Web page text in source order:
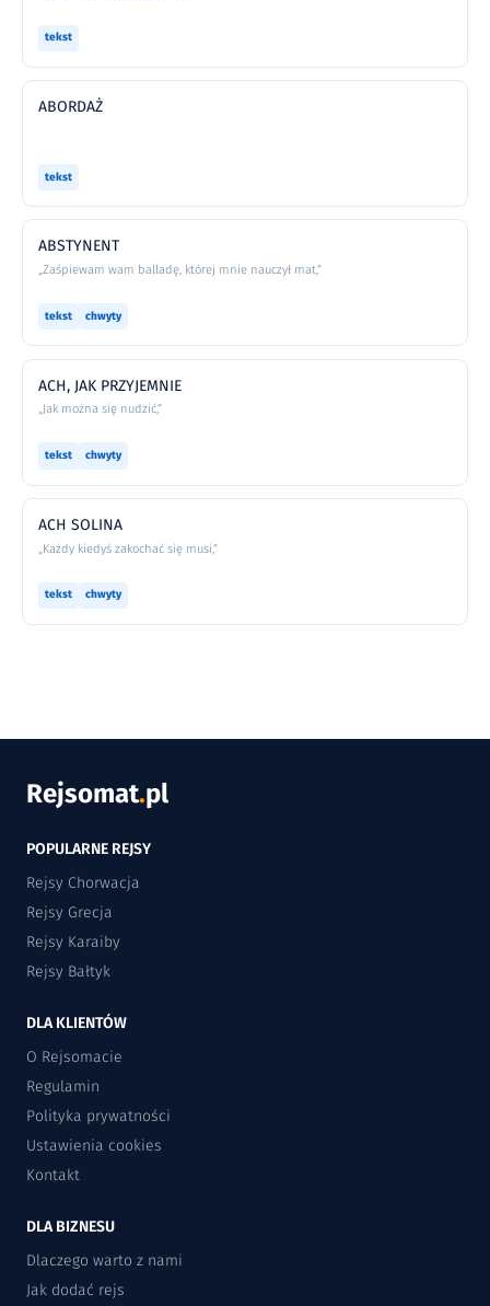
tekst
ABORDAŻ
tekst
ABSTYNENT
„Zaśpiewam wam balladę, której mnie nauczył mat,”
tekst chwyty
ACH, JAK PRZYJEMNIE
„Jak można się nudzić,”
tekst chwyty
ACH SOLINA
„Każdy kiedyś zakochać się musi,”
tekst chwyty
Rejsomat.pl
POPULARNE REJSY
Rejsy Chorwacja
Rejsy Grecja
Rejsy Karaiby
Rejsy Bałtyk
DLA KLIENTÓW
O Rejsomacie
Regulamin
Polityka prywatności
Ustawienia cookies
Kontakt
DLA BIZNESU
Dlaczego warto z nami
Jak dodać rejs